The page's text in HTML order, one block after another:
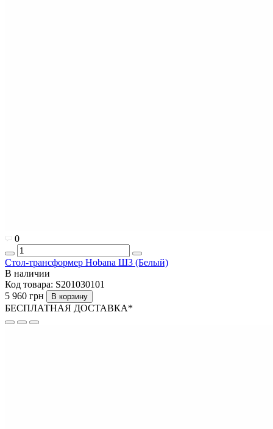
0
Стол-трансформер Hobana Ш3 (Белый)
В наличии
Код товара: S201030101
5 960 грн
В корзину
БЕСПЛАТНАЯ ДОСТАВКА*